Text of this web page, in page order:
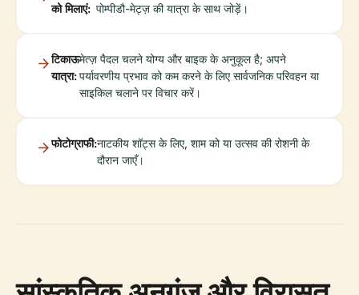
को मिलाएं: पोम्पीडौ-मेट्ज़ की यात्रा के साथ जोड़ें।
टिकाऊ
यात्रा:
मेत्ज़ पैदल चलने योग्य और बाइक के अनुकूल है; अपने
पर्यावरणीय प्रभाव को कम करने के लिए सार्वजनिक परिवहन या
साइकिल चलाने पर विचार करें।
फोटोग्राफी:नाटकीय शॉट्स के लिए, शाम को या उत्सव की रोशनी के
दौरान जाएँ।